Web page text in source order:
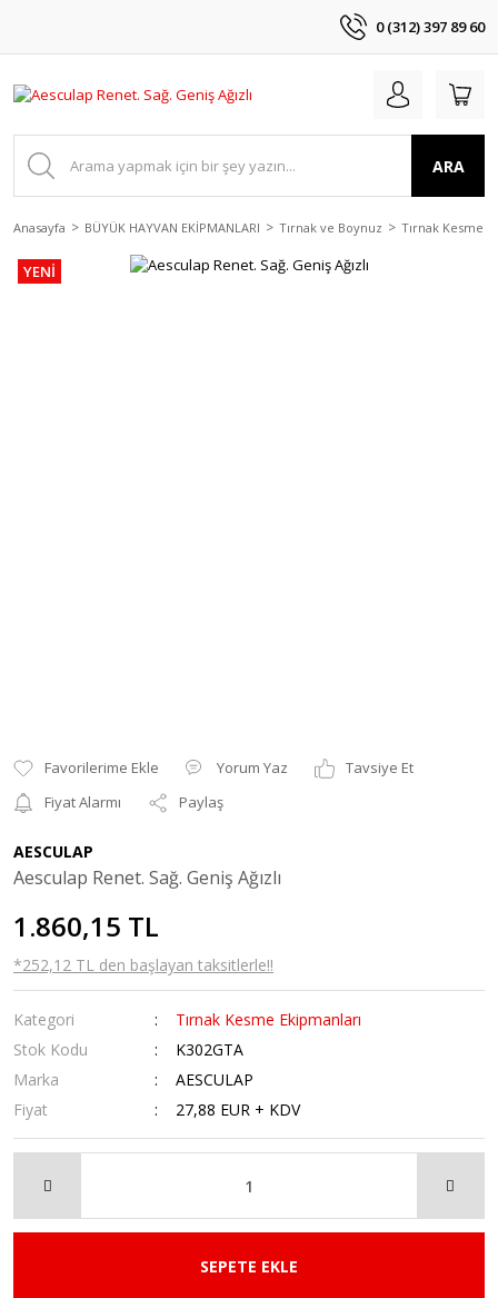
0 (312) 397 89 60
ARA
Anasayfa BÜYÜK HAYVAN EKİPMANLARI Tırnak ve Boynuz Tırnak Kesme
YENİ
Yorum Yaz
Tavsiye Et
Fiyat Alarmı
Paylaş
AESCULAP
Aesculap Renet. Sağ. Geniş Ağızlı
1.860,15 TL
*252,12 TL den başlayan taksitlerle!!
Kategori
Tırnak Kesme Ekipmanları
Stok Kodu
K302GTA
Marka
AESCULAP
Fiyat
27,88 EUR + KDV
SEPETE EKLE